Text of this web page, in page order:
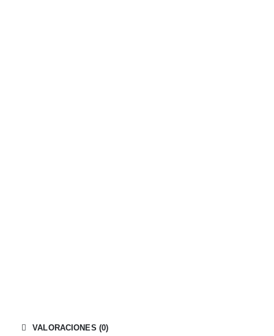
VALORACIONES (0)